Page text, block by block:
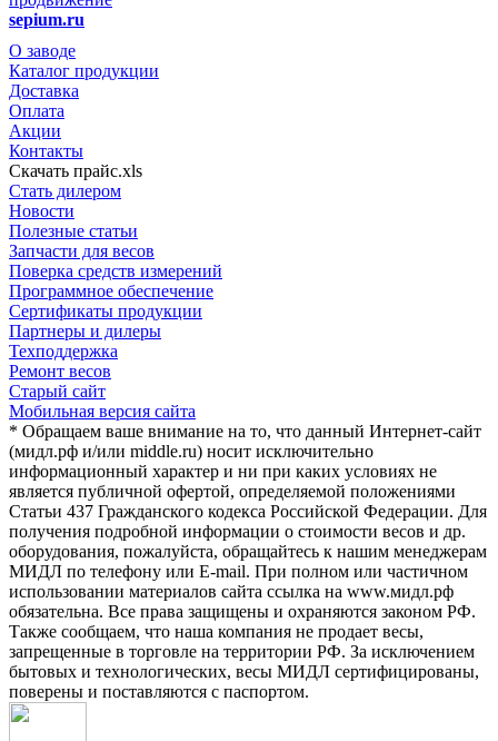
sepium.ru
О заводе
Каталог продукции
Доставка
Оплата
Акции
Контакты
Скачать прайс.xls
Стать дилером
Новости
Полезные статьи
Запчасти для весов
Поверка средств измерений
Программное обеспечение
Сертификаты продукции
Партнеры и дилеры
Техподдержка
Ремонт весов
Старый сайт
Мобильная версия сайта
* Обращаем ваше внимание на то, что данный Интернет-сайт
(мидл.рф и/или middle.ru) носит исключительно
информационный характер и ни при каких условиях не
является публичной офертой, определяемой положениями
Статьи 437 Гражданского кодекса Российской Федерации. Для
получения подробной информации о стоимости весов и др.
оборудования, пожалуйста, обращайтесь к нашим менеджерам
МИДЛ по телефону или E-mail. При полном или частичном
использовании материалов сайта ссылка на www.мидл.рф
обязательна. Все права защищены и охраняются законом РФ.
Также сообщаем, что наша компания не продает весы,
запрещенные в торговле на территории РФ. За исключением
бытовых и технологических, весы МИДЛ сертифицированы,
поверены и поставляются с паспортом.